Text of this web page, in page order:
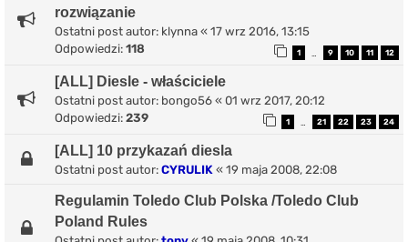
rozwiązanie
Ostatni post autor: klynna « 17 wrz 2016, 13:15
Odpowiedzi: 118 1 9 10 11 12
[ALL] Diesle - właściciele
Ostatni post autor: bongo56 « 01 wrz 2017, 20:12
Odpowiedzi: 239 1 21 22 23 24
[ALL] 10 przykazań diesla
Ostatni post autor: CYRULIK « 19 maja 2008, 22:08
Regulamin Toledo Club Polska /Toledo Club
Poland Rules